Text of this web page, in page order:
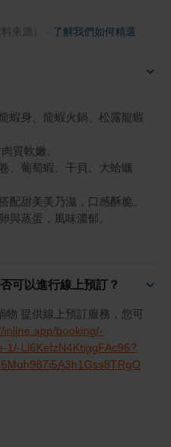
來源） 了解我們如何精選
蝦身、龍蝦火鍋、松露龍蝦
、葡萄蝦、干貝、大蛤蠣
與蒸蛋，風味濃郁。
可以進行線上預訂？
物 提供線上預訂服務，您可
inline.app/booking/-
1/-Ll6KefzN4KtiggFAc96?